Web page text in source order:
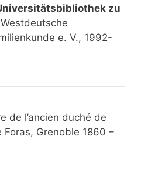
zu
e. V., 1992-
de l’ancien duché de
Grenoble 1860 –